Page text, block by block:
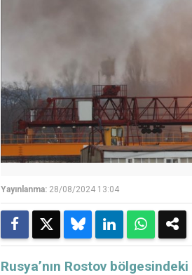
Yayınlanma: 28/08/2024 13:04
Rusya’nın Rostov